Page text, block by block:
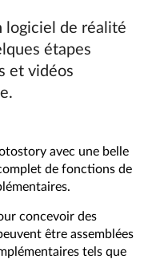
logiciel de réalité
étapes
et vidéos
avec une belle
de fonctions de
concevoir des
être assemblées
tels que